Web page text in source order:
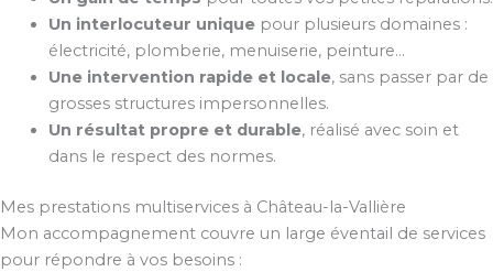
Un interlocuteur uniquepour plusieurs domaines :
électricité, plomberie, menuiserie, peinture…
Une intervention rapide et locale, sans passer par de
grosses structures impersonnelles.
Un résultat propre et durable, réalisé avec soin et
dans le respect des normes.
Mes prestations multiservices à Château-la-Vallière
Mon accompagnement couvre un large éventail de services
pour répondre à vos besoins :